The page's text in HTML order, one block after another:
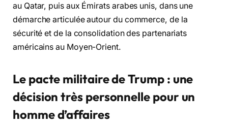
au Qatar, puis aux Émirats arabes unis, dans une
démarche articulée autour du commerce, de la
sécurité et de la consolidation des partenariats
américains au Moyen-Orient.
Le pacte militaire de Trump : une
décision très personnelle pour un
homme d’affaires